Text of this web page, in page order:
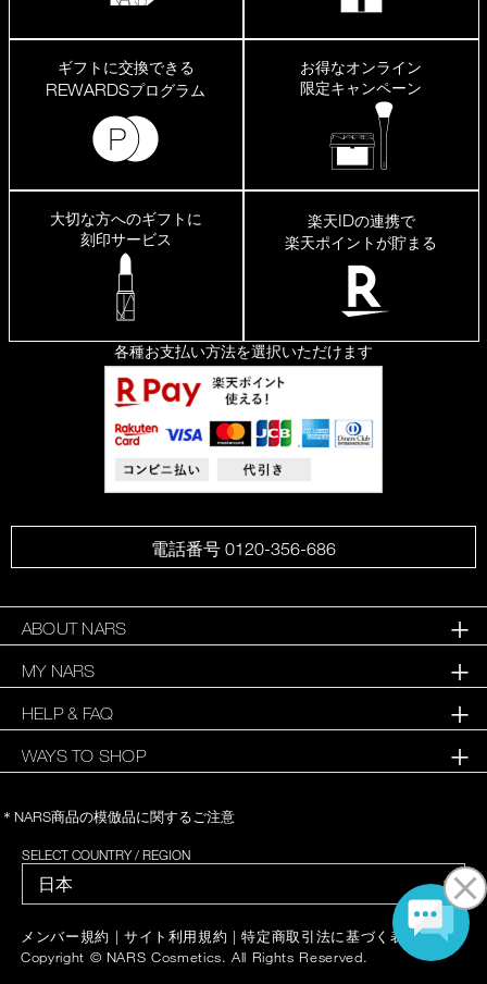
ギフトに交換できる
REWARDSプログラム
お得なオンライン
限定キャンペーン
大切な方へのギフトに
刻印サービス
楽天IDの連携で
楽天ポイントが貯まる
各種お支払い方法を選択いただけます
電話番号 0120-356-686
ABOUT NARS
MY NARS
HELP & FAQ
WAYS TO SHOP
＊NARS商品の模倣品に関するご注意
SELECT COUNTRY / REGION
メンバー規約 | サイト利用規約 |特定商取引法に基づく表記|
Copyright © NARS Cosmetics. All Rights Reserved.